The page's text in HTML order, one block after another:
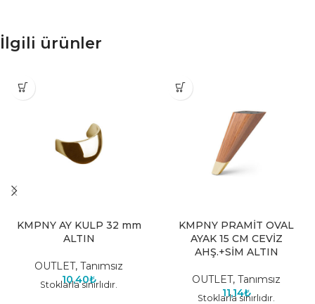
İlgili ürünler
KMPNY AY KULP 32 mm
ALTIN
OUTLET, Tanımsız
10,40₺
Stoklarla sınırlıdır.
KMPNY PRAMİT OVAL
AYAK 15 CM CEVİZ
AHŞ.+SİM ALTIN
OUTLET, Tanımsız
11,14₺
Stoklarla sınırlıdır.